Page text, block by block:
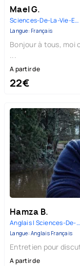
Mael G.
Sciences-De-La-Vie-Et-De-La-Te...
Langue: Français
Bonjour à tous, moi
...
A partir de
22€
Hamza B.
Anglais | Sciences-De-La-Vie-E...
Langue: Anglais Français
Entretien pour
A partir de